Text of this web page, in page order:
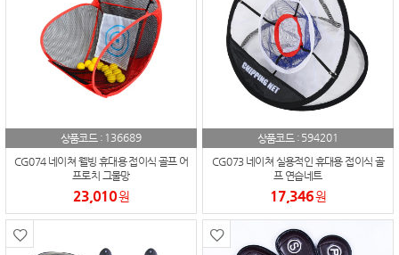
상품코드 : 136689
CG074 네이쳐 웰빙 휴대용 접이식 골프 어
프로치 그물망
23,010원
상품코드 : 594201
CG073 네이쳐 실용적인 휴대용 접이식 골
프 연습네트
17,346원